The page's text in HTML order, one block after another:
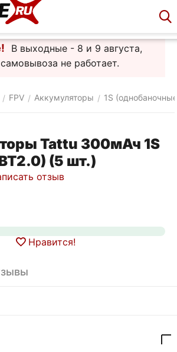
В выходные - 8 и 9 августа,
не работает.
/ FPV / Аккумуляторы / 1S
Tattu 300мАч 1S
(5 шт.)
отзыв
Нравится!
Корзина